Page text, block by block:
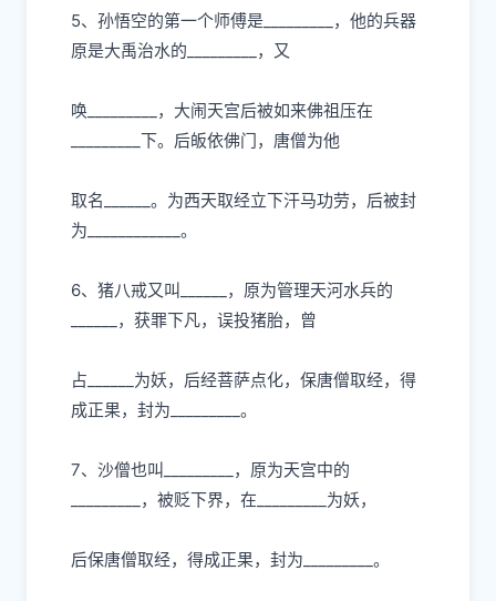
5、孙悟空的第⼀个师傅是 _________，他的兵器
原是⼤禹治⽔的 _________， ⼜
唤 _________， ⼤闹天宫后被如来佛祖压在
_________下。后皈依佛⻔，唐僧为他
取名 ______。为⻄天取经⽴下汗⻢功劳，后被封
为 ____________。
6、猪⼋戒⼜叫 ______，原为管理天河⽔兵的
______，获罪下凡，误投猪胎，曾
占 ______为妖，后经菩萨点化，保唐僧取经，得
成正果，封为_________。
7、沙僧也叫_________，原为天宫中的
_________，被贬下界，在_________为妖，
后保唐僧取经，得成正果，封为 _________。